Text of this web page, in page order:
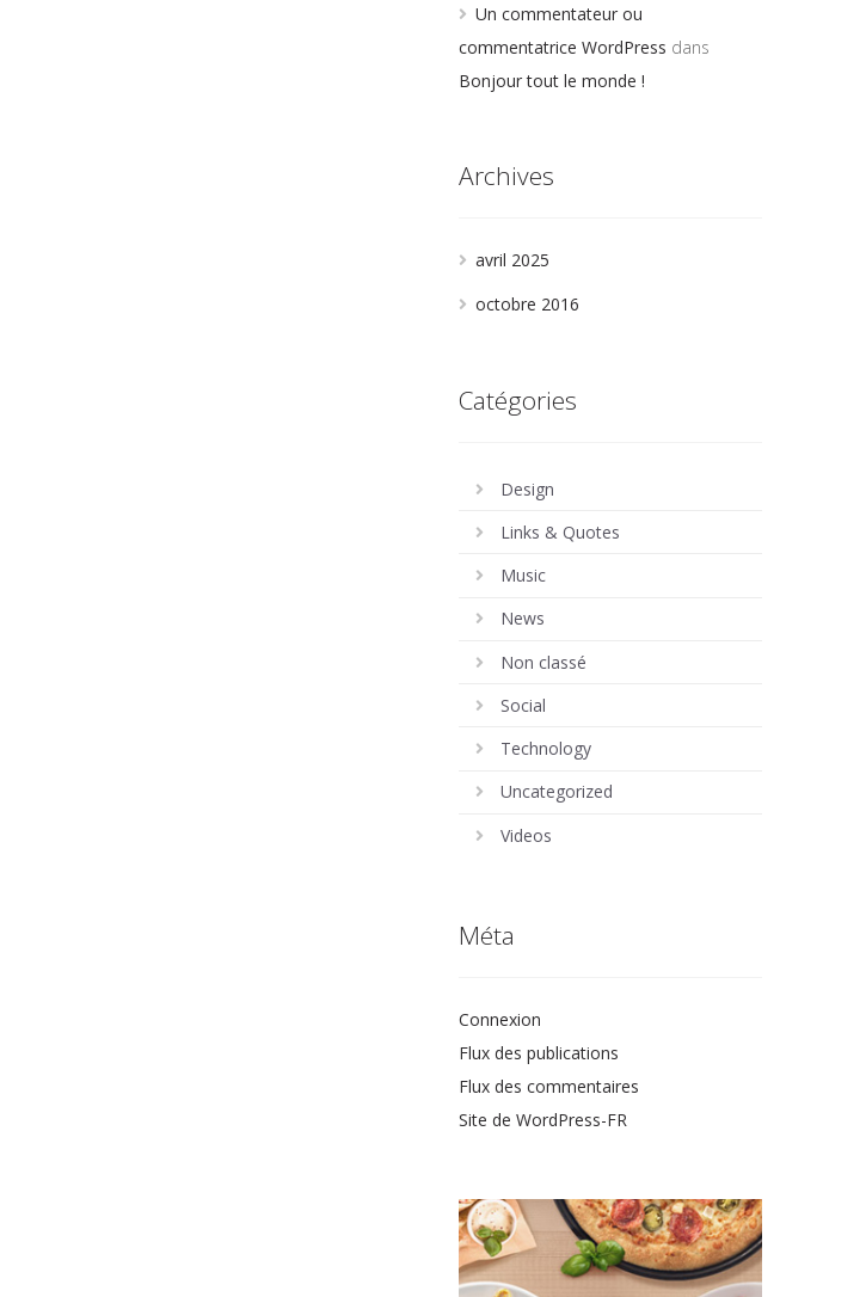
Un commentateur ou
commentatrice WordPress dans
Bonjour tout le monde !
Archives
avril 2025
octobre 2016
Catégories
Design
Links & Quotes
Music
News
Non classé
Social
Technology
Uncategorized
Videos
Méta
Connexion
Flux des publications
Flux des commentaires
Site de WordPress-FR